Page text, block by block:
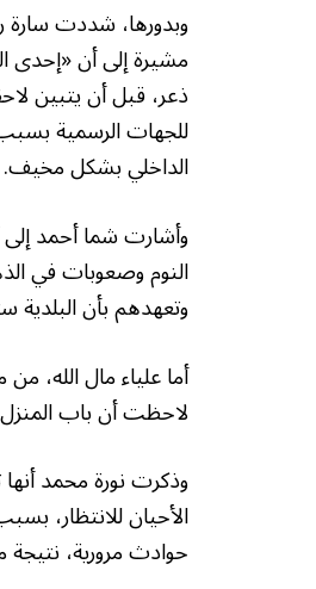
وبدورها، شددت سارة
مشيرة إلى أن «إحدى
ذعر، قبل أن يتبين
للجهات الرسمية
الداخلي بشكل مخيف.
وأشارت شما أحمد
النوم وصعوبات في
وتعهدهم بأن البلدية
لاحظت أن باب
وذكرت نورة محمد
الأحيان للانتظار،
حوادث مرورية، نتيجة